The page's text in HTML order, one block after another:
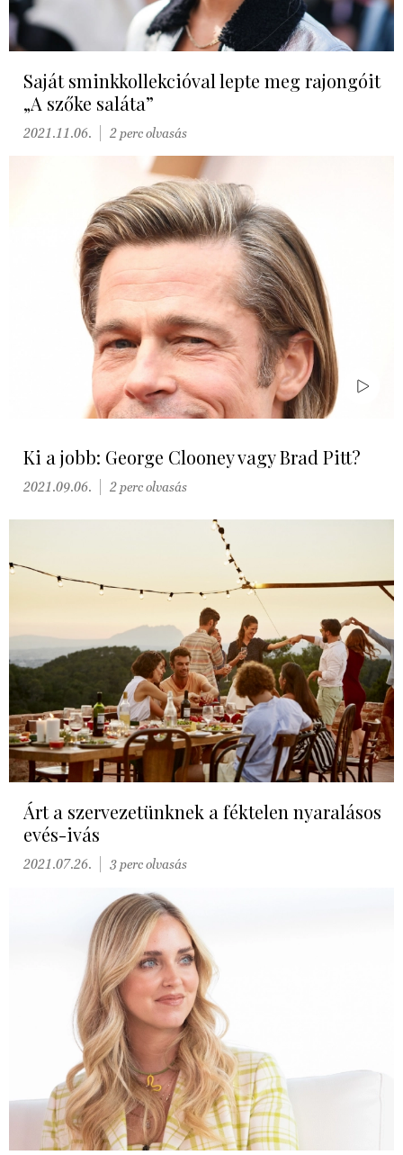
Saját sminkkollekcióval lepte meg rajongóit
„A szőke saláta”
2021.11.06. 2 perc olvasás
Ki a jobb: George Clooney vagy Brad Pitt?
2021.09.06. 2 perc olvasás
Árt a szervezetünknek a féktelen nyaralásos
evés-ivás
2021.07.26. 3 perc olvasás